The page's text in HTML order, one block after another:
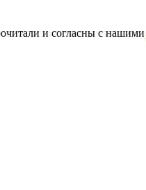
и согласны с нашими